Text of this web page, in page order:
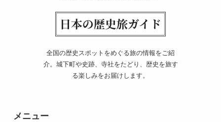
全国の歴史スポットをめぐる旅の情報をご紹
介。城下町や史跡、寺社をたどり、歴史を旅す
る楽しみをお届けします。
メニュー